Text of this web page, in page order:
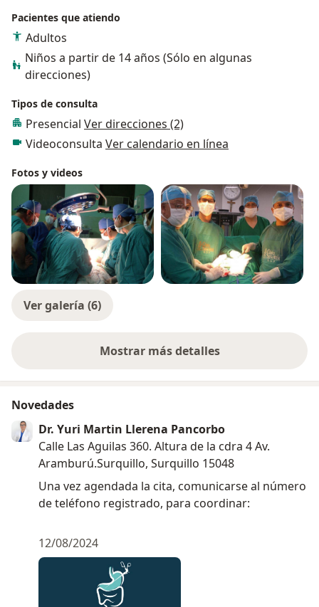
Argentina de coloproctología el año 2023.
Realicé el curso de IRCAD de coloproctología en Rio de
Janeiro el año 2024
Pacientes que atiendo
Adultos
Niños a partir de 14 años (Sólo en algunas
direcciones)
Tipos de consulta
Presencial Ver direcciones (2)
Videoconsulta Ver calendario en línea
Fotos y videos
Ver galería (6)
Mostrar más detalles
sobre la experiencia
Novedades
Dr. Yuri Martin Llerena Pancorbo
Calle Las Aguilas 360. Altura de la cdra 4 Av.
Aramburú.Surquillo, Surquillo 15048
Una vez agendada la cita, comunicarse al número
de teléfono registrado, para coordinar:
12/08/2024